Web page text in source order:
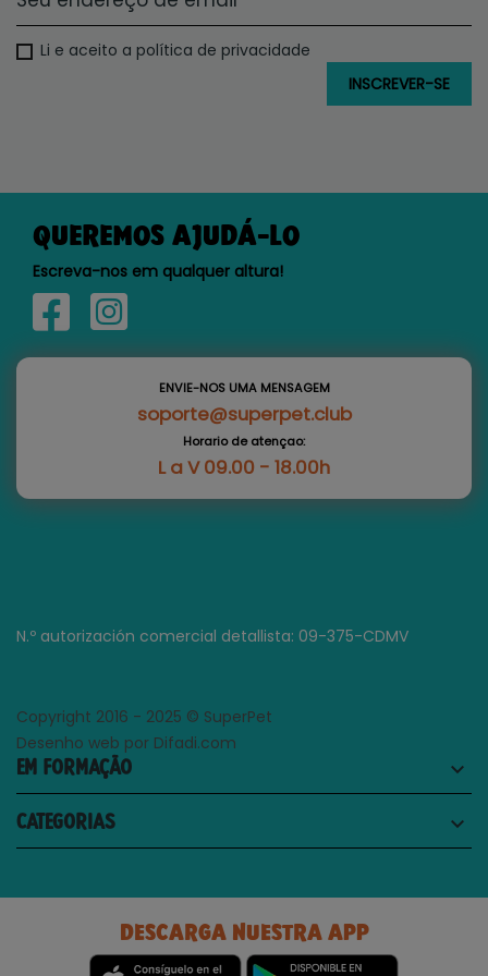
Li e aceito a política de privacidade
QUEREMOS AJUDÁ-LO
Escreva-nos em qualquer altura!
ENVIE-NOS UMA MENSAGEM
soporte@superpet.club
Horario de atençao:
L a V 09.00 - 18.00h
N.º autorización comercial detallista: 09-375-CDMV
Copyright 2016 - 2025 © SuperPet
Desenho web por Difadi.com
EM FORMAÇÃO keyboard_arrow_down
CATEGORIAS keyboard_arrow_down
DESCARGA NUESTRA APP